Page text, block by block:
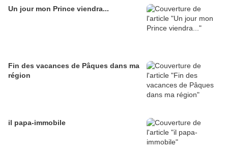
Un jour mon Prince viendra...
Fin des vacances de Pâques dans ma
région
il papa-immobile